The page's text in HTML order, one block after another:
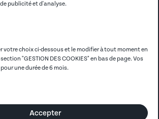
publicité et d'analyse.
votre choix ci-dessous et le modifier à tout moment en
"GESTION DES COOKIES" en bas de page. Vos
une durée de 6 mois.
Accepter
CCI Store
Politique de confidentialité
CGV